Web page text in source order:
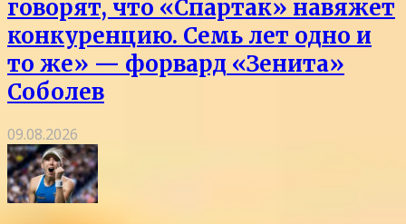
говорят, что «Спартак» навяжет
конкуренцию. Семь лет одно и
то же» — форвард «Зенита»
Соболев
09.08.2026